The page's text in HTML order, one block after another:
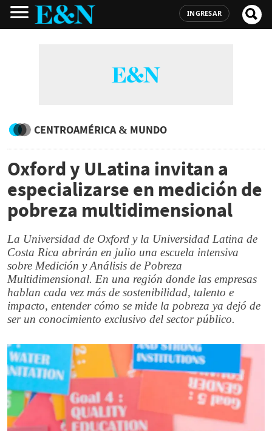
INGRESAR
CENTROAMÉRICA & MUNDO
Oxford y ULatina invitan a
especializarse en medición de
pobreza multidimensional
La Universidad de Oxford y la Universidad Latina de
Costa Rica abrirán en julio una escuela intensiva
sobre Medición y Análisis de Pobreza
Multidimensional. En una región donde las empresas
hablan cada vez más de sostenibilidad, talento e
impacto, entender cómo se mide la pobreza ya dejó de
ser un conocimiento exclusivo del sector público.